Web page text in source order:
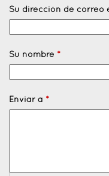
Su dirección de correo
Su nombre *
Enviar a *